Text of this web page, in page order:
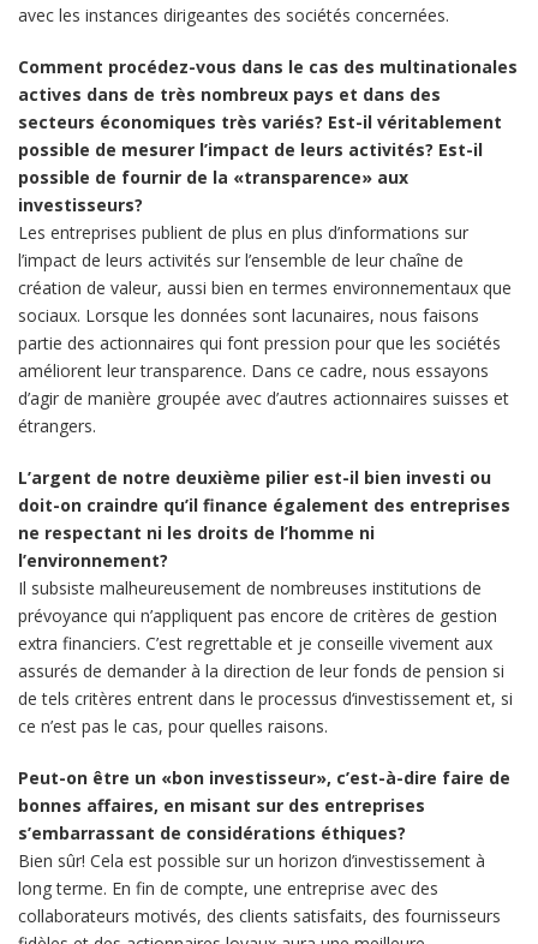
avec les instances dirigeantes des sociétés concernées.
Comment procédez-vous dans le cas des multinationales
actives dans de très nombreux pays et dans des
secteurs économiques très variés? Est-il véritablement
possible de mesurer l’impact de leurs activités? Est-il
possible de fournir de la «transparence» aux
investisseurs?
Les entreprises publient de plus en plus d’informations sur
l’impact de leurs activités sur l’ensemble de leur chaîne de
création de valeur, aussi bien en termes environnementaux que
sociaux. Lorsque les données sont lacunaires, nous faisons
partie des actionnaires qui font pression pour que les sociétés
améliorent leur transparence. Dans ce cadre, nous essayons
d’agir de manière groupée avec d’autres actionnaires suisses et
étrangers.
L’argent de notre deuxième pilier est-il bien investi ou
doit-on craindre qu’il finance également des entreprises
ne respectant ni les droits de l’homme ni
l’environnement?
Il subsiste malheureusement de nombreuses institutions de
prévoyance qui n’appliquent pas encore de critères de gestion
extra financiers. C’est regrettable et je conseille vivement aux
assurés de demander à la direction de leur fonds de pension si
de tels critères entrent dans le processus d‘investissement et, si
ce n’est pas le cas, pour quelles raisons.
Peut-on être un «bon investisseur», c’est-à-dire faire de
bonnes affaires, en misant sur des entreprises
s’embarrassant de considérations éthiques?
Bien sûr! Cela est possible sur un horizon d’investissement à
long terme. En fin de compte, une entreprise avec des
collaborateurs motivés, des clients satisfaits, des fournisseurs